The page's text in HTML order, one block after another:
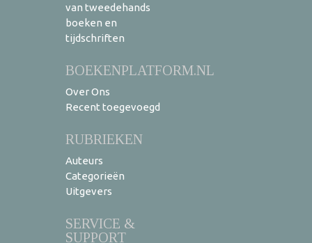
van tweedehands
boeken en
tijdschriften
BOEKENPLATFORM.NL
Over Ons
Recent toegevoegd
RUBRIEKEN
Auteurs
Categorieën
Uitgevers
SERVICE &
SUPPORT